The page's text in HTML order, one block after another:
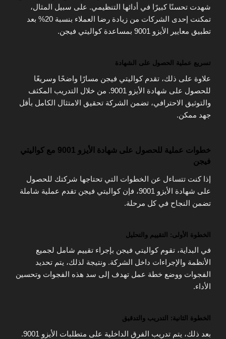
شهدت تحسنًا كبيرًا في أدائها التنظيمي. على سبيل المثال،
تمكنت إحدى الشركات من زيادة رضا العملاء بنسبة 20% بعد
تطبيق معايير الأيزو 9001 بمساعدة كواليتي فيجن.
تسريع عملية الحصول على الشهادة
علاوة على ذلك، تقدم كواليتي فيجن مسارًا واضحًا وسريعًا
للحصول على شهادة الأيزو 9001. من خلال التدريب المكثف
والتوثيق الاحترافي، تضمن الشركة تحقيق الامتثال الكامل بأقل
جهد ممكن.
خطوات عملية للحصول على شهادة الأيزو 9001 مع كواليتي
فيجن
إذا كنت تتساءل عن الخطوات التي تحتاجها شركتك للحصول
على شهادة الأيزو 9001، فإن كواليتي فيجن تقدم عملية شاملة
تضمن النجاح في كل مرحلة.
الخطوة الأولى: التقييم والتحليل
في البداية، تقوم كواليتي فيجن بإجراء تقييم شامل لجميع
الأنظمة والإجراءات داخل الشركة. ونتيجة لذلك، يتم تحديد
الفجوات ووضع خطة عمل تهدف إلى سد هذه الفجوات وتحسين
الأداء.
الخطوة الثانية: التدريب والتدقيق
بعد ذلك، يتم تدريب الفرق الداخلية على متطلبات الأيزو 9001.